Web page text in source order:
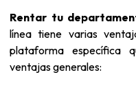
Rentar tu
línea tiene varias
plataforma específica
ventajas generales: